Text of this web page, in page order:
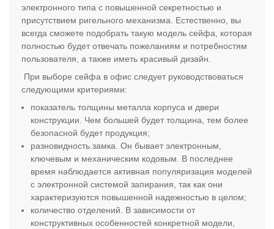
электронного типа с повышенной секретностью и
присутствием ригельного механизма. Естественно, вы
всегда сможете подобрать такую модель сейфа, которая
полностью будет отвечать пожеланиям и потребностям
пользователя, а также иметь красивый дизайн.
При выборе сейфа в офис следует руководствоваться
следующими критериями:
показатель толщины металла корпуса и двери
конструкции. Чем большей будет толщина, тем более
безопасной будет продукция;
разновидность замка. Он бывает электронным,
ключевым и механическим кодовым. В последнее
время наблюдается активная популяризация моделей
с электронной системой запирания, так как они
характеризуются повышенной надежностью в целом;
количество отделений. В зависимости от
конструктивных особенностей конкретной модели,